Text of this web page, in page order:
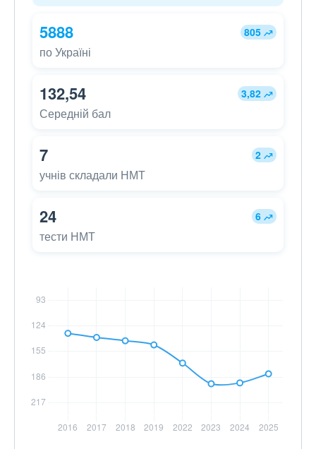
5888 805
по Україні
132,54 3,82
Середній бал
7 2
учнів складали НМТ
24 6
тести НМТ